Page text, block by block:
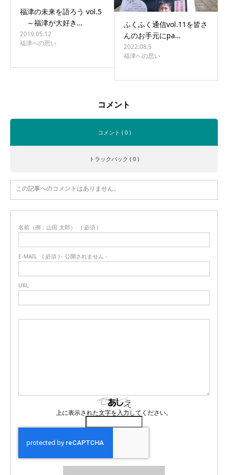
福津の未来を語ろう vol.5
～福津が大好き…
2019.05.12
福津への思い
ふくふく通信vol.11を皆さ
んのお手元にpa…
2022.08.5
福津への思い
コメント
コメント ( 0 )
トラックバック ( 0 )
この記事へのコメントはありません。
名前（例：山田 太郎） ( 必須 )
E-MAIL ( 必須 ) - 公開されません -
URL
上に表示された文字を入力してください。